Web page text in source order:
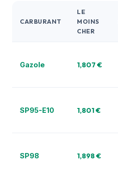
CARBURANT
LE
MOINS
CHER
Gazole 1,807 €
SP95-E10 1,801 €
SP98 1,898 €